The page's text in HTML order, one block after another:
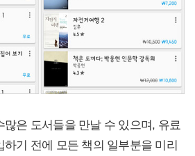
은 도서들을 만날 수 있으며, 유료
하기 전에 모든 책의 일부분을 미리